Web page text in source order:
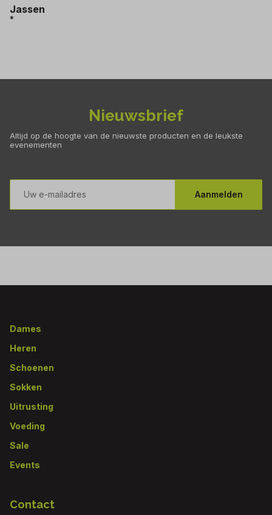
Jassen
*
Nieuwsbrief
Altijd op de hoogte van de nieuwste producten en de leukste
evenementen
E-
mailadres
Aanmelden
Footer
Dames
Heren
Schoenen
Sokken
Uitrusting
Voeding
Sale
Events
Contact